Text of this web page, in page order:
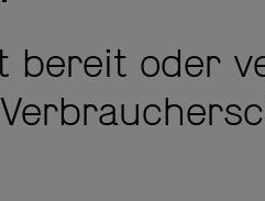
bereit oder